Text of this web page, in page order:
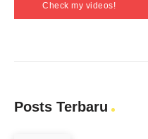
Check my videos!
Posts Terbaru